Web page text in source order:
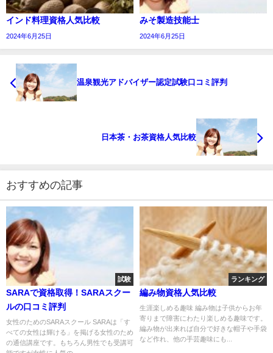
インド料理資格人気比較
2024年6月25日
みそ製造技能士
2024年6月25日
温泉観光アドバイザー認定試験口コミ評判
日本茶・お茶資格人気比較
おすすめの記事
試験
SARAで資格取得！SARAスクー
ルの口コミ評判
女性のためのSARAスクール SARAは「す
べての女性は輝ける」を掲げる女性のため
の通信講座です。もちろん男性でも受講可
ランキング
編み物資格人気比較
生涯楽しめる趣味 編み物は子供からお年
寄りまで障害にわたり楽しめる趣味です。
編み物が出来れば自分で好きな帽子や手袋
など作れ、他の手芸趣味にも...